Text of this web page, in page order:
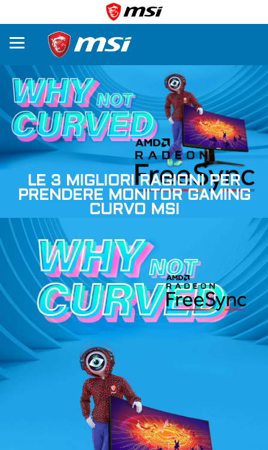
LE 3 MIGLIORI RAGIONI PER
PRENDERE MONITOR GAMING
CURVO MSI